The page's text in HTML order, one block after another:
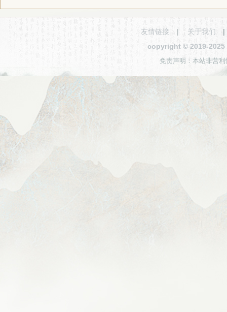
友情链接 | 关于我们
copyright © 2019-2025
免责声明：本站非营